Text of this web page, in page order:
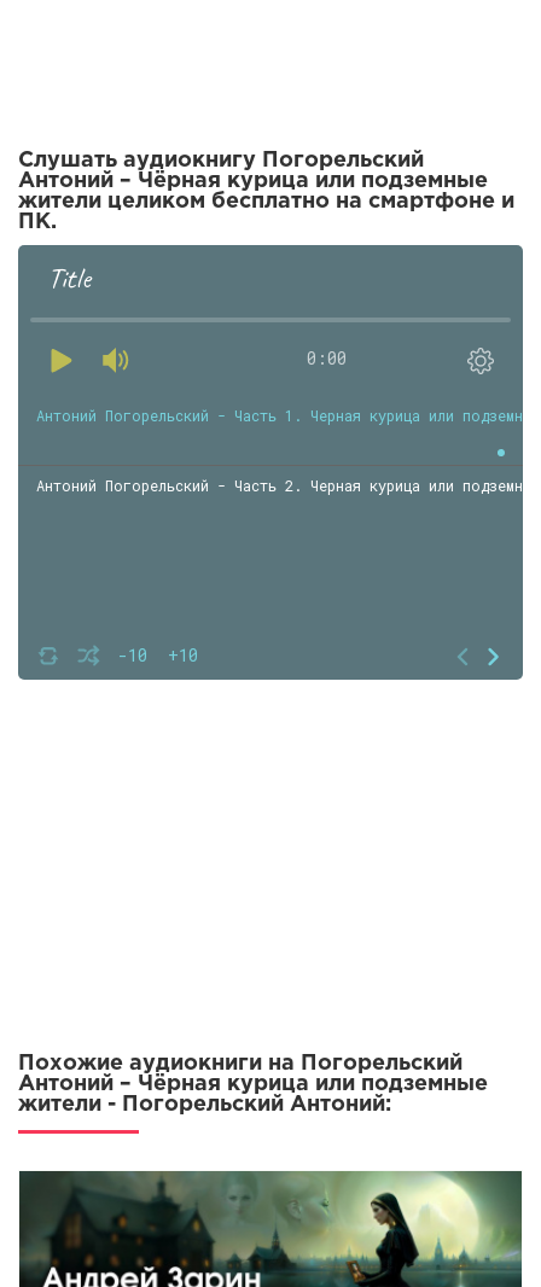
Слушать аудиокнигу Погорельский
Антоний – Чёрная курица или подземные
жители целиком бесплатно на смартфоне и
ПК.
Title
0:00
-10 +10
Антоний Погорельский - Часть 1. Черная курица или
Антоний Погорельский - Часть 2. Черная курица или
Похожие аудиокниги на Погорельский
Антоний – Чёрная курица или подземные
жители - Погорельский Антоний: